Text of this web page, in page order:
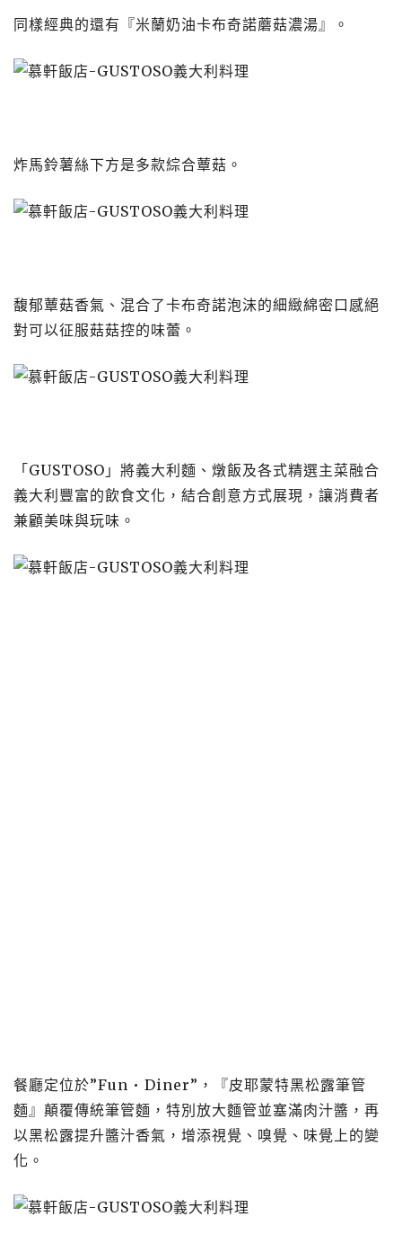
同樣經典的還有『米蘭奶油卡布奇諾蘑菇濃湯』。
炸馬鈴薯絲下方是多款綜合蕈菇。
馥郁蕈菇香氣、混合了卡布奇諾泡沫的細緻綿密口感絕
對可以征服菇菇控的味蕾。
「GUSTOSO」將義大利麵、燉飯及各式精選主菜融合
義大利豐富的飲食文化，結合創意方式展現，讓消費者
兼顧美味與玩味。
餐廳定位於”Fun • Diner”，『皮耶蒙特黑松露筆管
麵』顛覆傳統筆管麵，特別放大麵管並塞滿肉汁醬，再
以黑松露提升醬汁香氣，增添視覺、嗅覺、味覺上的變
化。